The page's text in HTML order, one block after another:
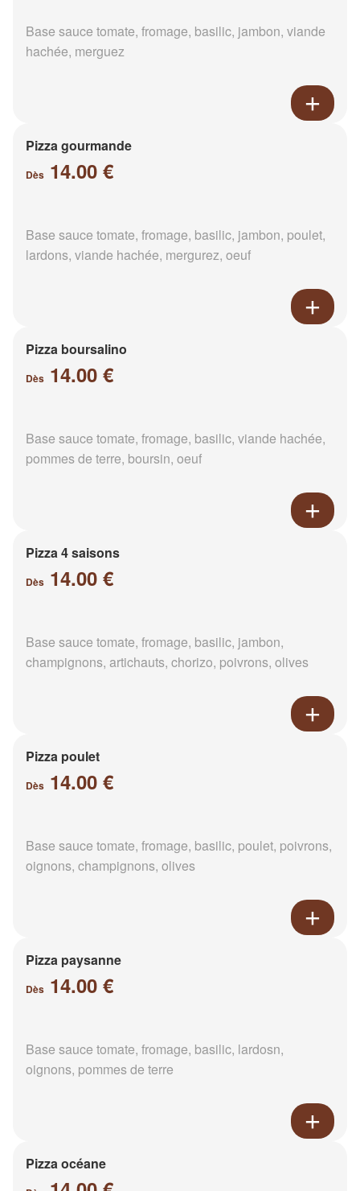
Base sauce tomate, fromage, basilic, jambon, viande
hachée, merguez
Pizza gourmande
Dès 14.00 €
Base sauce tomate, fromage, basilic, jambon, poulet,
lardons, viande hachée, mergurez, oeuf
Pizza boursalino
Dès 14.00 €
Base sauce tomate, fromage, basilic, viande hachée,
pommes de terre, boursin, oeuf
Pizza 4 saisons
Dès 14.00 €
Base sauce tomate, fromage, basilic, jambon,
champignons, artichauts, chorizo, poivrons, olives
Pizza poulet
Dès 14.00 €
Base sauce tomate, fromage, basilic, poulet, poivrons,
oignons, champignons, olives
Pizza paysanne
Dès 14.00 €
Base sauce tomate, fromage, basilic, lardosn,
oignons, pommes de terre
Pizza océane